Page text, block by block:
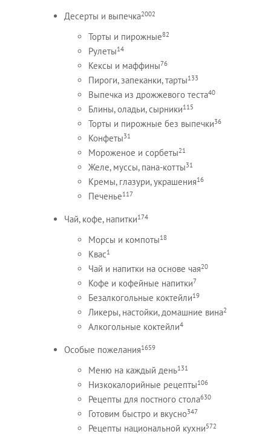
Десерты и выпечка2002
Торты и пирожные82
Рулеты14
Кексы и маффины76
Пироги, запеканки, тарты133
Выпечка из дрожжевого теста40
Блины, оладьи, сырники115
Торты и пирожные без выпечки36
Конфеты31
Мороженое и сорбеты21
Желе, муссы, пана-котты31
Кремы, глазури, украшения16
Печенье117
Чай, кофе, напитки174
Морсы и компоты18
Квас1
Чай и напитки на основе чая20
Кофе и кофейные напитки7
Безалкогольные коктейли19
Ликеры, настойки, домашние вина2
Алкогольные коктейли4
Особые пожелания1659
Меню на каждый день131
Низкокалорийные рецепты106
Рецепты для постного стола630
Готовим быстро и вкусно347
Рецепты национальной кухни572